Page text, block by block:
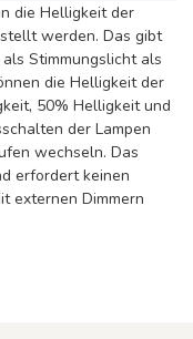
die Helligkeit der
werden. Das gibt
Stimmungslicht als
die Helligkeit der
50% Helligkeit und
der Lampen
wechseln. Das
erfordert keinen
externen Dimmern